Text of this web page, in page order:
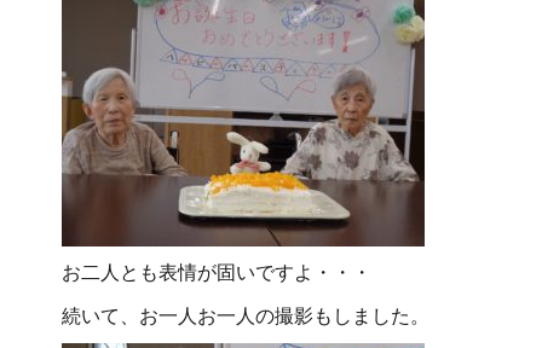
お二人とも表情が固いですよ・・・
続いて、お一人お一人の撮影もしました。